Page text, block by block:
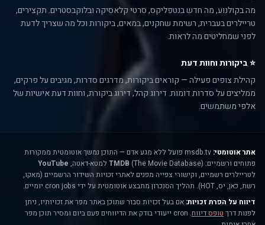
מה בקולנוע, מה חדש בנטפליקס, סרטי קלאסיקה ובלוקבסטרים. תקצירים,
טריילרים בעברית, רשימת שחקנים, במאים, ביקורות וכל מה שצריך לדעת
לפני שמחליטים מה לראות.
⭐ ביקורות וחוות דעת
קהילת צופים פעילה — קוראים ביקורות, מדרגים סדרות, מגיבים על פרקים,
ממליצים על סדרות דומות. דירוג קהל, דירוג ביקורת, וחוות דעת אישיות של
אלפי משתמשים.
אתר אוטומטי:
msdb.tv פועל ללא מגע אדם — התוכן נמשך אוטומטית ממקורות
פתוחים ורשמיים:
TMDB (The Movie Database) למטא-דאטה,
YouTube
לטריילרים רשמיים, וקישורי צפייה מפנים לאתרי זכויות השידור הרשמיים (מאקו,
רשת, כאן, יס, HOT). תהליך הסנכרון מתבצע אוטומטית על ידי cron jobs יומיים.
דיווח על הפרת זכויות: אם בעל זכויות סבור שתוכן באתר מפר את זכויותיו, ניתן
לפנות דרך טופס דיווח
. cron ייעודי בודק את הדיווחים פעם ביום ומסיר תוכן מפר